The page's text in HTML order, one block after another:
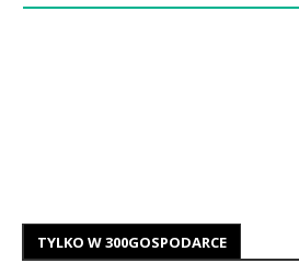
TYLKO W 300GOSPODARCE